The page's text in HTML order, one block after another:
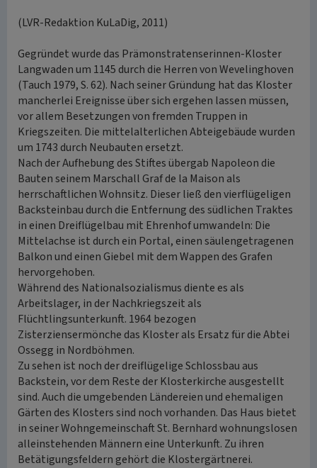
(LVR-Redaktion KuLaDig, 2011)
Gegründet wurde das Prämonstratenserinnen-Kloster
Langwaden um 1145 durch die Herren von Wevelinghoven
(Tauch 1979, S. 62). Nach seiner Gründung hat das Kloster
mancherlei Ereignisse über sich ergehen lassen müssen,
vor allem Besetzungen von fremden Truppen in
Kriegszeiten. Die mittelalterlichen Abteigebäude wurden
um 1743 durch Neubauten ersetzt.
Nach der Aufhebung des Stiftes übergab Napoleon die
Bauten seinem Marschall Graf de la Maison als
herrschaftlichen Wohnsitz. Dieser ließ den vierflügeligen
Backsteinbau durch die Entfernung des südlichen Traktes
in einen Dreiflügelbau mit Ehrenhof umwandeln: Die
Mittelachse ist durch ein Portal, einen säulengetragenen
Balkon und einen Giebel mit dem Wappen des Grafen
hervorgehoben.
Während des Nationalsozialismus diente es als
Arbeitslager, in der Nachkriegszeit als
Flüchtlingsunterkunft. 1964 bezogen
Zisterziensermönche das Kloster als Ersatz für die Abtei
Ossegg in Nordböhmen.
Zu sehen ist noch der dreiflügelige Schlossbau aus
Backstein, vor dem Reste der Klosterkirche ausgestellt
sind. Auch die umgebenden Ländereien und ehemaligen
Gärten des Klosters sind noch vorhanden. Das Haus bietet
in seiner Wohngemeinschaft St. Bernhard wohnungslosen
alleinstehenden Männern eine Unterkunft. Zu ihren
Betätigungsfeldern gehört die Klostergärtnerei.